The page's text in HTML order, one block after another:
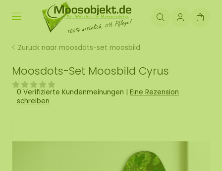
Zurück naar moosdots-set moosbild
Moosdots-Set Moosbild Cyrus
0 Verifizierte Kundenmeinungen | Eine Rezension
schreiben